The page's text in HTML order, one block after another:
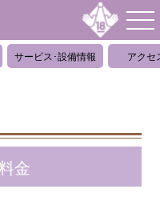
サービス･設備情報 アクセ
金